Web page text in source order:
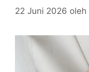
22 Juni 2026 oleh